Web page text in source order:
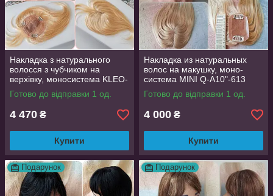
Накладка з натурального
волосся з чубчиком на
верхівку, моносистема KLEO-
12"-613
Готово до відправки 1 од.
4 470 ₴
Купити
Накладка из натуральных
волос на макушку, моно-
система MINI Q-A10"-613
Готово до відправки 1 од.
4 000 ₴
Купити
Подарунок Подарунок